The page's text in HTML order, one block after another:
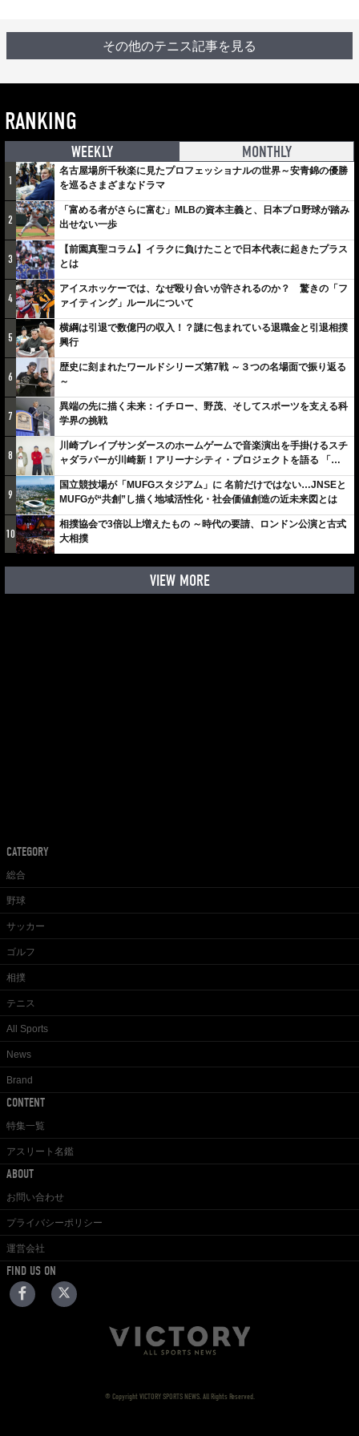
その他のテニス記事を見る
RANKING
WEEKLY MONTHLY
1
名古屋場所千秋楽に見たプロフェッショナルの世界～安青錦の優勝
を巡るさまざまなドラマ
2
「富める者がさらに富む」MLBの資本主義と、日本プロ野球が踏み
出せない一歩
3
【前園真聖コラム】イラクに負けたことで日本代表に起きたプラス
とは
4
アイスホッケーでは、なぜ殴り合いが許されるのか？ 驚きの「フ
ァイティング」ルールについて
5
横綱は引退で数億円の収入！？謎に包まれている退職金と引退相撲
興行
6
歴史に刻まれたワールドシリーズ第7戦 ～３つの名場面で振り返る
～
7
異端の先に描く未来：イチロー、野茂、そしてスポーツを支える科
学界の挑戦
8
川崎ブレイブサンダースのホームゲームで音楽演出を手掛けるスチ
ャダラパーが川崎新！アリーナシティ・プロジェクトを語る 「楽
しみでしかないでしょ。川崎は、ずっと成長曲線だから」
9
国立競技場が「MUFGスタジアム」に 名前だけではない…JNSEと
MUFGが“共創”し描く地域活性化・社会価値創造の近未来図とは
10
相撲協会で3倍以上増えたもの ～時代の要請、ロンドン公演と古式
大相撲
VIEW MORE
CATEGORY
総合
野球
サッカー
ゴルフ
相撲
テニス
All Sports
News
Brand
CONTENT
特集一覧
アスリート名鑑
ABOUT
お問い合わせ
プライバシーポリシー
運営会社
FIND US ON
© Copyright VICTORY SPORTS NEWS. All Rights Reserved.